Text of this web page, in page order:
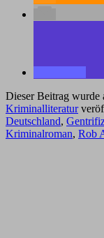
Dieser Beitrag wurde
Kriminalliteratur
Deutschland,
Kriminalroman, Rob